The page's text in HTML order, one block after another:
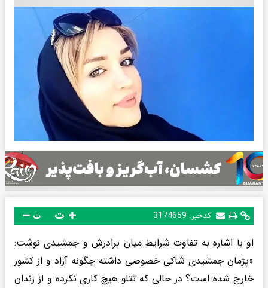
کدخبر: 3174659 ت
او با اشاره به تفاوت شرایط میان برادرش و جمشیدی نوشت:
«پژمان جمشیدی شاکی خصوصی داشته چگونه آزاد و از کشور
خارج شده است؟ در حالی که تتلو هیچ کاری نکرده و از زندان